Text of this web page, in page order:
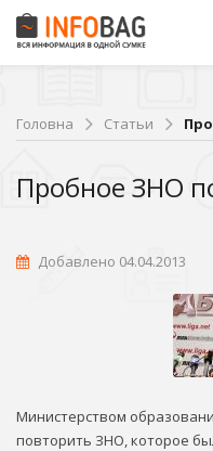
Головна Статьи
Пробное ЗНО
Добавлено 04.04.2013
Министерством
повторить ЗНО, которое